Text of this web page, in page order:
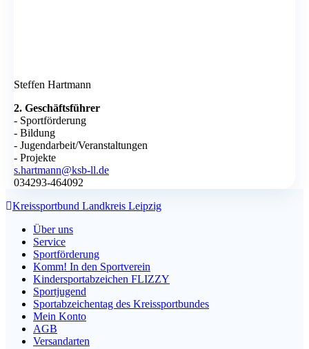
Steffen Hartmann
2. Geschäftsführer
- Sportförderung
- Bildung
- Jugendarbeit/Veranstaltungen
- Projekte
s.hartmann@ksb-ll.de
034293-464092
Kreissportbund Landkreis Leipzig
Über uns
Service
Sportförderung
Komm! In den Sportverein
Kindersportabzeichen FLIZZY
Sportjugend
Sportabzeichentag des Kreissportbundes
Mein Konto
AGB
Versandarten